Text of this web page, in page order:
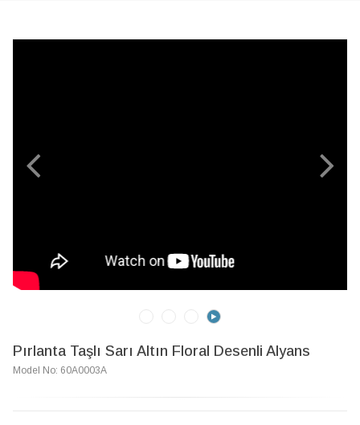
Pırlanta Taşlı Sarı Altın Floral Desenli Alyans
Model No: 60A0003A